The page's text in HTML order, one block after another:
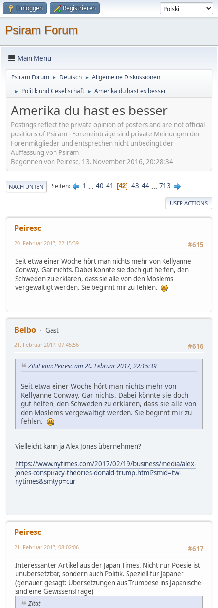
Einloggen Registrieren
Psiram Forum
Main Menu
Psiram Forum ► Deutsch ► Allgemeine Diskussionen
► Politik und Gesellschaft ► Amerika du hast es besser
Amerika du hast es besser
Postings reflect the private opinion of posters and are not official
positions of Psiram - Foreneinträge sind private Meinungen der
Forenmitglieder und entsprechen nicht unbedingt der
Auffassung von Psiram
Begonnen von Peiresc, 13. November 2016, 20:28:34
NACH UNTEN Seiten 1 ... 40 41 42 43 44 ... 713
USER ACTIONS
Peiresc
#615
20. Februar 2017, 22:15:39
Seit etwa einer Woche hört man nichts mehr von Kellyanne
Conway. Gar nichts. Dabei könnte sie doch gut helfen, den
Schweden zu erklären, dass sie alle von den Moslems
vergewaltigt werden. Sie beginnt mir zu fehlen.
Belbo
Gast
#616
21. Februar 2017, 07:45:56
Zitat von: Peiresc am 20. Februar 2017, 22:15:39
Seit etwa einer Woche hört man nichts mehr von
Kellyanne Conway. Gar nichts. Dabei könnte sie doch
gut helfen, den Schweden zu erklären, dass sie alle von
den Moslems vergewaltigt werden. Sie beginnt mir zu
fehlen.
Vielleicht kann ja Alex Jones übernehmen?
https://www.nytimes.com/2017/02/19/business/media/alex-
jones-conspiracy-theories-donald-trump.html?smid=tw-
nytimes&smtyp=cur
Peiresc
#617
21. Februar 2017, 08:02:06
Interessanter Artikel aus der Japan Times. Nicht nur Poesie ist
unübersetzbar, sondern auch Politik. Speziell für Japaner
(genauer gesagt: Übersetzungen aus Trumpese ins Japanische
sind eine Gewissensfrage)
Zitat